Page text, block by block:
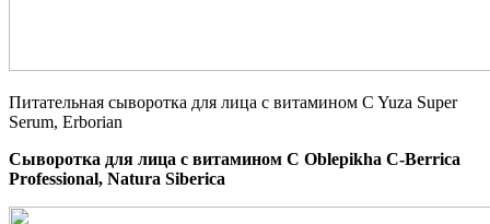
Питательная сыворотка для лица с витамином C Yuza Super
Serum, Erborian
Сыворотка для лица с витамином C Oblepikha С-Berrica
Professional, Natura Siberica